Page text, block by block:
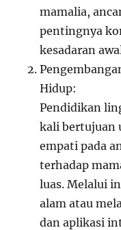
mamalia,
pentingnya
kesadaran
Hidup:
Pendidikan
kali bertujuan
empati pada
terhadap
luas. Melalui
alam atau
dan aplikasi